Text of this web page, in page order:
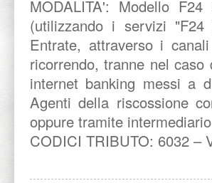
MODALITA': Modello F24
(utilizzando i servizi
Entrate, attraverso i
ricorrendo, tranne nel
internet banking messi a
Agenti della riscossione
oppure tramite
CODICI TRIBUTO: 6032 –